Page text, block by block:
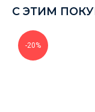
С ЭТИМ
-20%